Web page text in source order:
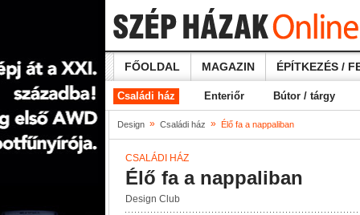
FŐOLDAL MAGAZIN ÉPÍTKEZÉS /
Családi ház Enteriőr Bútor / tárgy
Design » Családi ház » Élő fa a nappaliban
CSALÁDI HÁZ
Élő fa a nappaliban
Design Club